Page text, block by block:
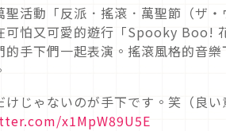
聖活動「反派．搖滾．萬聖節（ザ
可怕又可愛的遊行「Spooky Boo!
的手下們一起表演。搖滾風格的音
けじゃないのが手下です。笑（良い
x1MpW89U5E